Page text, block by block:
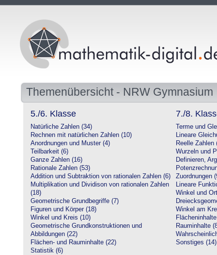
Themenübersicht - NRW Gymnasium
5./6. Klasse
Natürliche Zahlen (34)
Rechnen mit natürlichen Zahlen (10)
Anordnungen und Muster (4)
Teilbarkeit (6)
Ganze Zahlen (16)
Rationale Zahlen (53)
Addition und Subtraktion von rationalen Zahlen (6)
Multiplikation und Dividison von rationalen Zahlen
(18)
Geometrische Grundbegriffe (7)
Figuren und Körper (18)
Winkel und Kreis (10)
Geometrische Grundkonstruktionen und
Abbildungen (22)
Flächen- und Rauminhalte (22)
Statistik (6)
7./8.
Terme und
Lineare
Reelle Zahlen
Wurzeln und
Definieren,
Zuordnungen
Lineare
Winkel und
Winkel am
Rauminhalte
Sonstiges (14)